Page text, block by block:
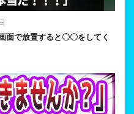
面で放置すると〇〇をしてく